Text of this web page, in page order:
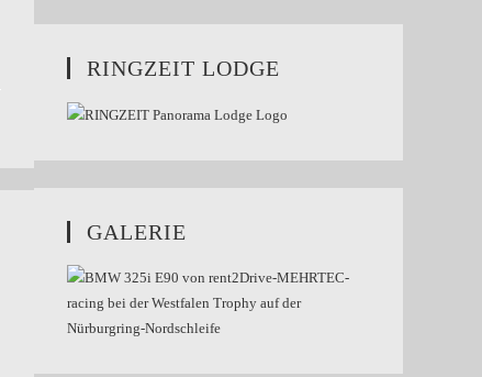
RINGZEIT LODGE
GALERIE